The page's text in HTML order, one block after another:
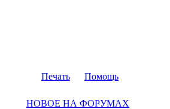
Печать Помощь
НОВОЕ НА ФОРУМАХ